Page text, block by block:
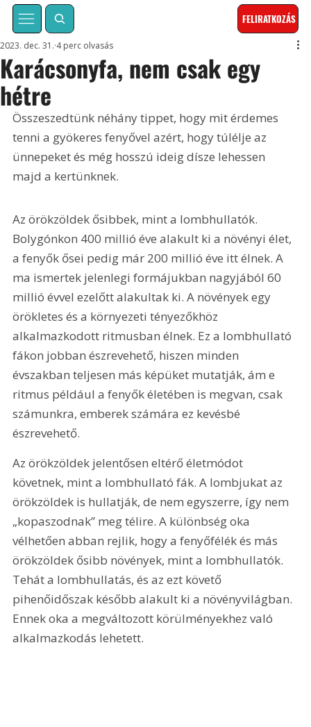
FELIRATKOZÁS
Karácsonyfa, nem csak egy
hétre
2023. dec. 31. 4 perc olvasás
Összeszedtünk néhány tippet, hogy mit érdemes
tenni a gyökeres fenyővel azért, hogy túlélje az
ünnepeket és még hosszú ideig dísze lehessen
majd a kertünknek.
Az örökzöldek ősibbek, mint a lombhullatók.
Bolygónkon 400 millió éve alakult ki a növényi élet,
a fenyők ősei pedig már 200 millió éve itt élnek. A
ma ismertek jelenlegi formájukban nagyjából 60
millió évvel ezelőtt alakultak ki. A növények egy
örökletes és a környezeti tényezőkhöz
alkalmazkodott ritmusban élnek. Ez a lombhullató
fákon jobban észrevehető, hiszen minden
évszakban teljesen más képüket mutatják, ám e
ritmus például a fenyők életében is megvan, csak
számunkra, emberek számára ez kevésbé
észrevehető.
Az örökzöldek jelentősen eltérő életmódot
követnek, mint a lombhullató fák. A lombjukat az
örökzöldek is hullatják, de nem egyszerre, így nem
„kopaszodnak” meg télire. A különbség oka
vélhetően abban rejlik, hogy a fenyőfélék és más
örökzöldek ősibb növények, mint a lombhullatók.
Tehát a lombhullatás, és az ezt követő
pihenőidőszak később alakult ki a növényvilágban.
Ennek oka a megváltozott körülményekhez való
alkalmazkodás lehetett.